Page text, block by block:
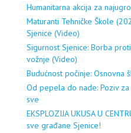
Humanitarna akcija za
Maturanti Tehničke Škole
Sjenice (Video)
Sigurnost Sjenice: Borba
vožnje (Video)
Budućnost počinje: Osnovna
Od pepela do nade: Poziv
sve
EKSPLOZIJA UKUSA U
sve građane Sjenice!